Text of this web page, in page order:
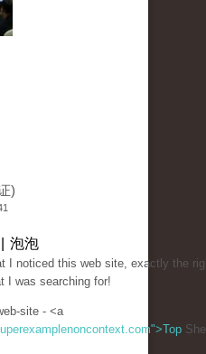
)
泡泡
I noticed this web site, exactly the
I was searching for!
site - <a